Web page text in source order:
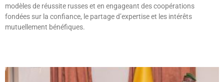
modèles de réussite russes et en engageant des coopérations
fondées sur la confiance, le partage d’expertise et les intérêts
mutuellement bénéfiques.